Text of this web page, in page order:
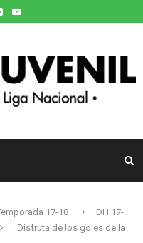
17-18
DH 17-
Disfruta de los goles de la